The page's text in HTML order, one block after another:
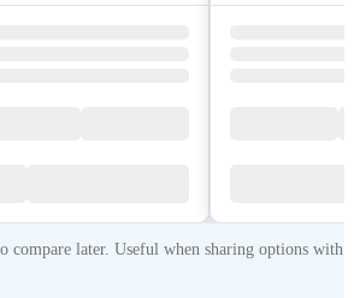
compare later. Useful when sharing options with